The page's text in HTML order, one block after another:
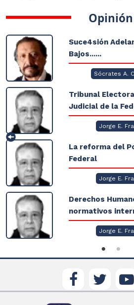
Opinión
Suce4sión
Bajos......
Sócrates A.
Tribunal
Judicial de la
Jorge E.
La reforma del
Federal
Jorge E.
Derechos
normativos
Jorge E.